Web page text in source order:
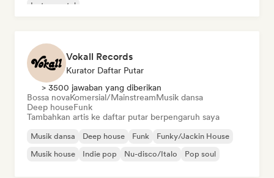
Instrumental
Vokall Records
Kurator Daftar Putar
> 3500 jawaban yang diberikan
Bossa novaKomersial/MainstreamMusik dansa
Deep houseFunk
Tambahkan artis ke daftar putar berpengaruh saya
Musik dansa Deep house Funk
Funky/Jackin House
Musik house
Indie pop Nu-disco/Italo Pop soul